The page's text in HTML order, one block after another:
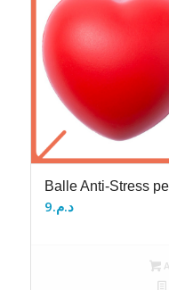
Balle Anti-Stress
د.م.9